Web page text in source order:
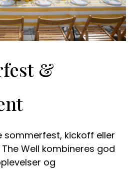
&
sommerfest, kickoff eller
Well kombineres god
og